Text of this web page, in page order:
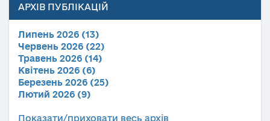
АРХІВ ПУБЛІКАЦІЙ
Липень 2026 (13)
Червень 2026 (22)
Травень 2026 (14)
Квітень 2026 (6)
Березень 2026 (25)
Лютий 2026 (9)
Показати/приховати весь архів